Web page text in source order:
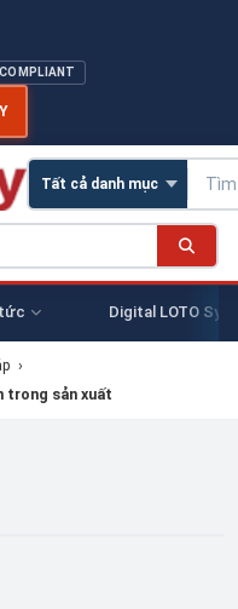
Digital LOTO
›
trong sản xuất